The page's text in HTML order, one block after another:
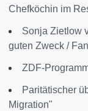
Chefköchin im
Sonja Zietlow
guten Zweck /
ZDF-
Paritätischer
Migration"